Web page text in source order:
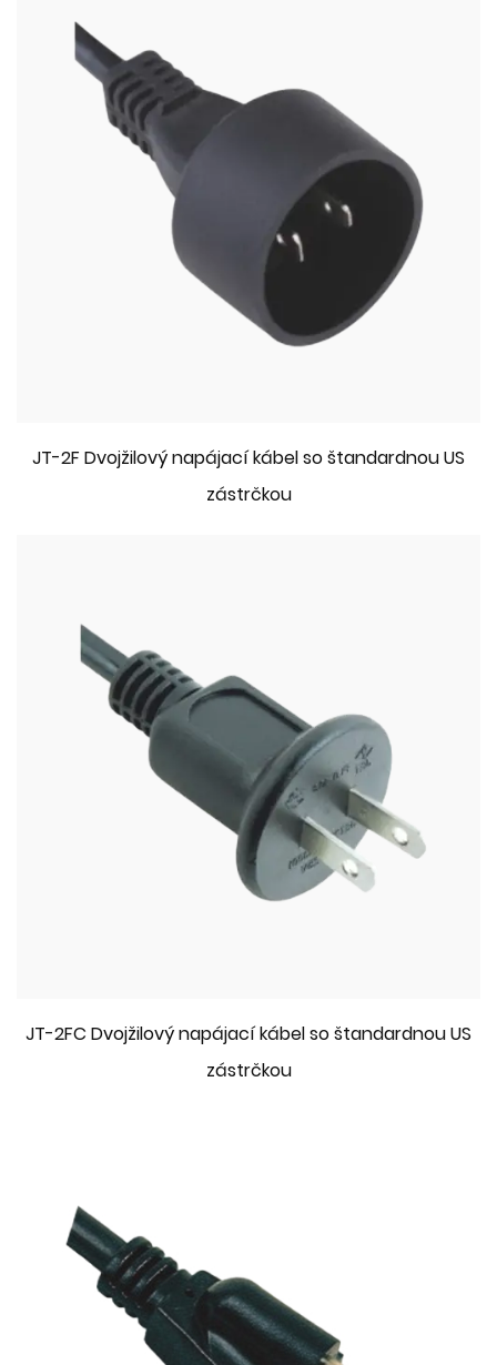
JT-2F Dvojžilový napájací kábel so štandardnou US
zástrčkou
JT-2FC Dvojžilový napájací kábel so štandardnou US
zástrčkou